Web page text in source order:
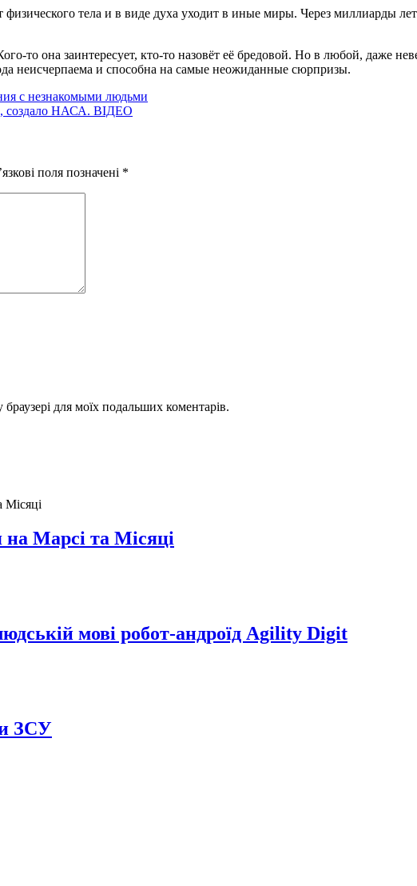
физического тела и в виде духа уходит в иные миры. Через миллиарды
то она заинтересует, кто-то назовёт её бредовой. Но в любой, даже
неисчерпаема и способна на самые неожиданные сюрпризы.
с незнакомыми людьми
создало НАСА. ВІДЕО
поля позначені *
для моїх подальших коментарів.
Марсі та Місяці
мові робот-андроїд Agility Digit
ЗСУ